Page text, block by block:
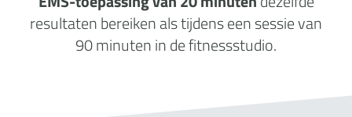
resultaten bereiken als tijdens een sessie van
90 minuten in de fitnessstudio.